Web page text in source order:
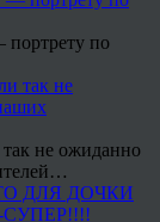
по
не ожиданно